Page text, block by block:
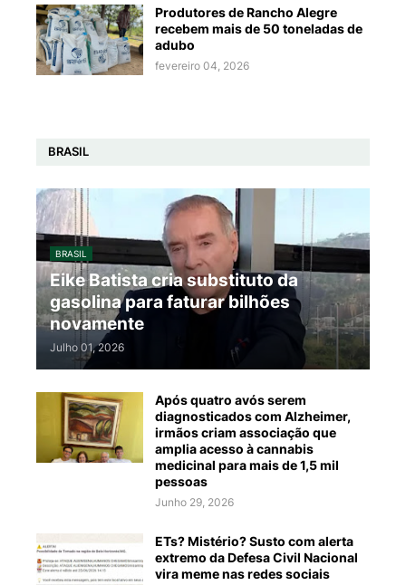
Produtores de Rancho Alegre
recebem mais de 50 toneladas de
adubo
fevereiro 04, 2026
BRASIL
BRASIL
Eike Batista cria substituto da
gasolina para faturar bilhões
novamente
Julho 01, 2026
Após quatro avós serem
diagnosticados com Alzheimer,
irmãos criam associação que
amplia acesso à cannabis
medicinal para mais de 1,5 mil
pessoas
Junho 29, 2026
ETs? Mistério? Susto com alerta
extremo da Defesa Civil Nacional
vira meme nas redes sociais